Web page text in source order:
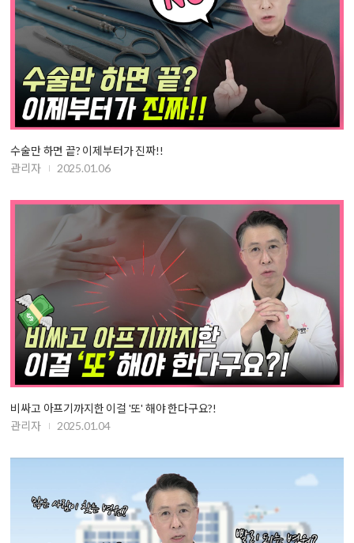
수술만 하면 끝? 이제부터가 진짜!!
관리자
2025.01.06
비싸고 아프기까지한 이걸 '또' 해야 한다구요?!
관리자
2025.01.04